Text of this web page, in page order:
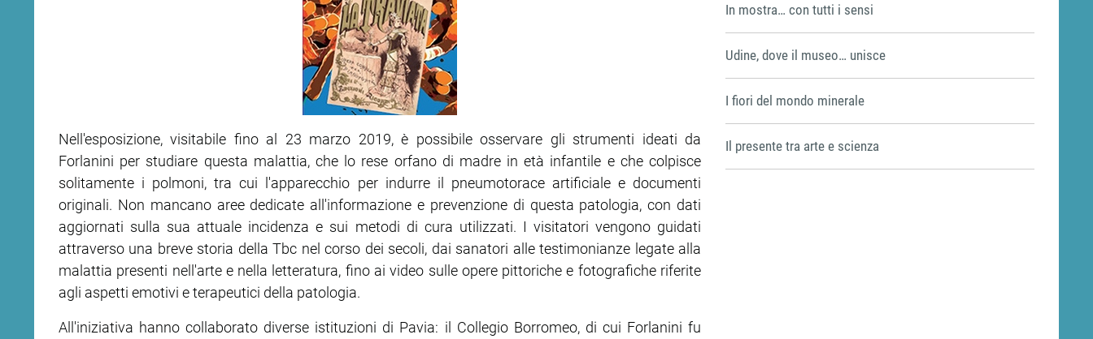
Nell'esposizione, visitabile fino al 23 marzo 2019, è possibile osservare gli strumenti ideati da
Forlanini per studiare questa malattia, che lo rese orfano di madre in età infantile e che colpisce
solitamente i polmoni, tra cui l'apparecchio per indurre il pneumotorace artificiale e documenti
originali. Non mancano aree dedicate all'informazione e prevenzione di questa patologia, con dati
aggiornati sulla sua attuale incidenza e sui metodi di cura utilizzati. I visitatori vengono guidati
attraverso una breve storia della Tbc nel corso dei secoli, dai sanatori alle testimonianze legate alla
malattia presenti nell'arte e nella letteratura, fino ai video sulle opere pittoriche e fotografiche riferite
agli aspetti emotivi e terapeutici della patologia.
All'iniziativa hanno collaborato diverse istituzioni di Pavia: il Collegio Borromeo, di cui Forlanini fu
In mostra… con tutti i sensi
Udine, dove il museo… unisce
I fiori del mondo minerale
Il presente tra arte e scienza